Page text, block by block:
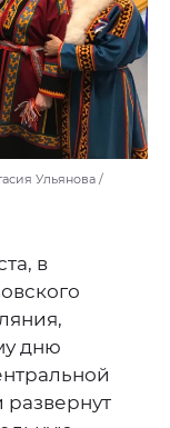
Ульянова /
в
дню